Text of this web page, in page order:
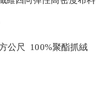
公尺 100%聚酯抓絨